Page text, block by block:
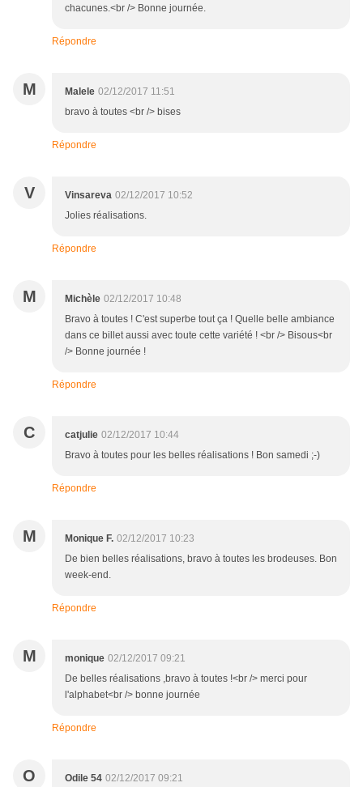
chacunes.<br /> Bonne journée.
Répondre
M Malele 02/12/2017 11:51
bravo à toutes <br /> bises
Répondre
V Vinsareva 02/12/2017 10:52
Jolies réalisations.
Répondre
M Michèle 02/12/2017 10:48
Bravo à toutes ! C'est superbe tout ça ! Quelle belle ambiance
dans ce billet aussi avec toute cette variété ! <br /> Bisous<br
/> Bonne journée !
Répondre
C catjulie 02/12/2017 10:44
Bravo à toutes pour les belles réalisations ! Bon samedi ;-)
Répondre
M Monique F. 02/12/2017 10:23
De bien belles réalisations, bravo à toutes les brodeuses. Bon
week-end.
Répondre
M monique 02/12/2017 09:21
De belles réalisations ,bravo à toutes !<br /> merci pour
l'alphabet<br /> bonne journée
Répondre
O Odile 54 02/12/2017 09:21